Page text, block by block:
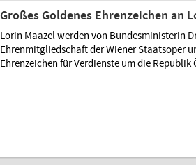
Großes Goldenes Ehrenzeichen an
Lorin Maazel werden von Bundesministerin
Ehrenmitgliedschaft der Wiener Staatsoper
Ehrenzeichen für Verdienste um die Republik